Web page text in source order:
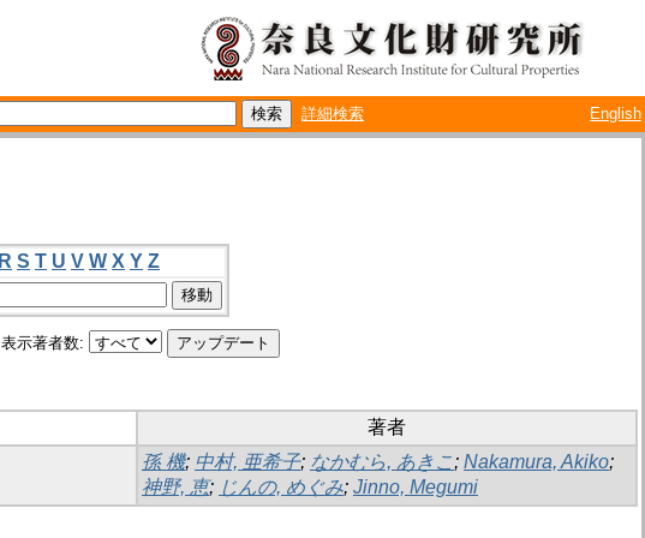
詳細検索 English
R S T U V W X Y Z
表示著者数:
著者
孫 機; 中村, 亜希子; なかむら, あきこ; Nakamura, Akiko;
神野, 恵; じんの, めぐみ; Jinno, Megumi